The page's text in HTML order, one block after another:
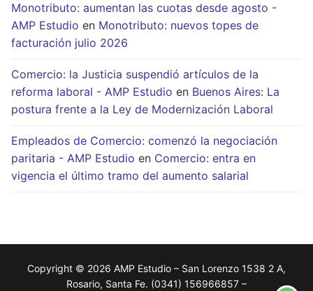
Monotributo: aumentan las cuotas desde agosto -
AMP Estudio en Monotributo: nuevos topes de
facturación julio 2026
Comercio: la Justicia suspendió artículos de la
reforma laboral - AMP Estudio en Buenos Aires: La
postura frente a la Ley de Modernización Laboral
Empleados de Comercio: comenzó la negociación
paritaria - AMP Estudio en Comercio: entra en
vigencia el último tramo del aumento salarial
Copyright © 2026 AMP Estudio – San Lorenzo 1538 2 A,
Rosario, Santa Fe. (0341) 156966857 –